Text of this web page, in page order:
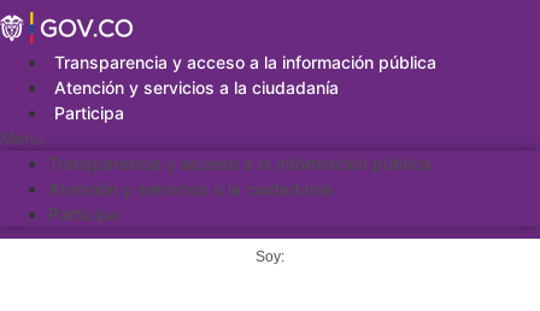
Saltar
al
contenidoTransparencia y acceso a la información pública
Atención y servicios a la ciudadanía
Participa
Menu
Transparencia y acceso a la información pública
Atención y servicios a la ciudadanía
Participa
Soy: